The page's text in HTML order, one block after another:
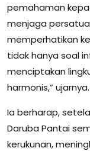
pemahaman
menjaga
memperhatikan
tidak hanya soal
menciptakan
harmonis,” ujarnya.
Ia berharap,
Daruba Pantai
kerukunan,